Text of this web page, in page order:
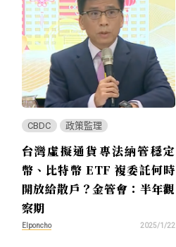
CBDC 政策監理
台灣虛擬通貨專法納管穩定
幣、比特幣 ETF 複委託何時
開放給散戶？金管會：半年觀
察期
Elponcho 2025/1/22